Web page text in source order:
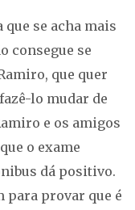
se acha mais
consegue se
que quer
lo mudar de
e os amigos
o exame
dá positivo.
para provar que é